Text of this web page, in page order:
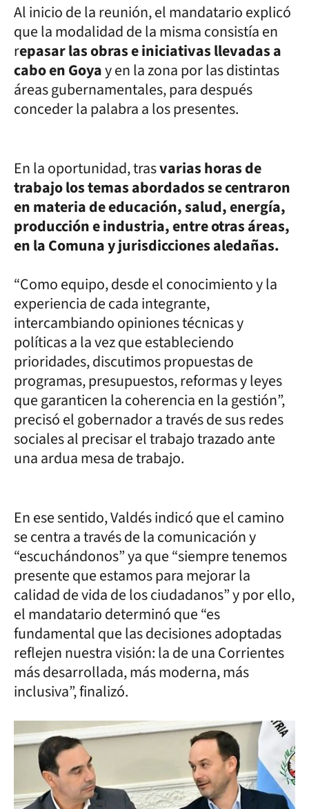
Al inicio de la reunión, el mandatario explicó
que la modalidad de la misma consistía en
repasar las obras e iniciativas llevadas a
cabo en Goyay en la zona por las distintas
áreas gubernamentales, para después
conceder la palabra a los presentes.
En la oportunidad, trasvarias horas de
trabajo los temas abordados se centraron
en materia de educación, salud, energía,
producción e industria, entre otras áreas,
en la Comuna y jurisdicciones aledañas.
“Como equipo, desde el conocimiento y la
experiencia de cada integrante,
intercambiando opiniones técnicas y
políticas a la vez que estableciendo
prioridades, discutimos propuestas de
programas, presupuestos, reformas y leyes
que garanticen la coherencia en la gestión”,
precisó el gobernador a través de sus redes
sociales al precisar el trabajo trazado ante
una ardua mesa de trabajo.
En ese sentido, Valdés indicó que el camino
se centra a través de la comunicación y
“escuchándonos” ya que “siempre tenemos
presente que estamos para mejorar la
calidad de vida de los ciudadanos” y por ello,
el mandatario determinó que “es
fundamental que las decisiones adoptadas
reflejen nuestra visión: la de una Corrientes
más desarrollada, más moderna, más
inclusiva”, finalizó.